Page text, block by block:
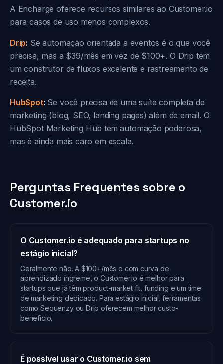
A Encharge oferece recursos similares ao Customer.io
para casos de uso menos complexos.
Drip: Se automação orientada a eventos é o que você
precisa, mas a $39/mês em vez de $100+. O Drip tem
um construtor de fluxos excelente e rastreamento de
receita.
HubSpot: Se você precisa de uma suíte completa de
marketing (blog, SEO, landing pages) além de email. O
HubSpot Marketing Hub tem automação poderosa,
mas é ainda mais caro em escala.
Perguntas Frequentes sobre o
Customer.io
O Customer.io é adequado para startups no
estágio inicial?
Geralmente não. A $100+/mês e com curva de
aprendizado íngreme, o Customer.io é melhor para
startups que já têm product-market fit, funding e um time
de marketing dedicado. Para estágio inicial, ferramentas
como Sequenzy ou Drip oferecem melhor custo-
benefício.
É possível usar o Customer.io sem